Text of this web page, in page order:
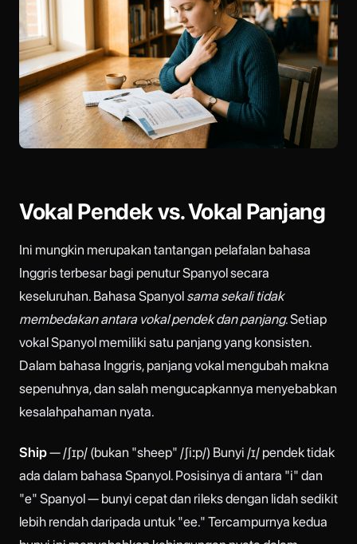
Vokal Pendek vs. Vokal Panjang
Ini mungkin merupakan tantangan pelafalan bahasa
Inggris terbesar bagi penutur Spanyol secara
keseluruhan. Bahasa Spanyol sama sekali tidak
membedakan antara vokal pendek dan panjang. Setiap
vokal Spanyol memiliki satu panjang yang konsisten.
Dalam bahasa Inggris, panjang vokal mengubah makna
sepenuhnya, dan salah mengucapkannya menyebabkan
kesalahpahaman nyata.
Ship— /ʃɪp/ (bukan "sheep" /ʃiːp/) Bunyi /ɪ/ pendek tidak
ada dalam bahasa Spanyol. Posisinya di antara "i" dan
"e" Spanyol — bunyi cepat dan rileks dengan lidah sedikit
lebih rendah daripada untuk "ee." Tercampurnya kedua